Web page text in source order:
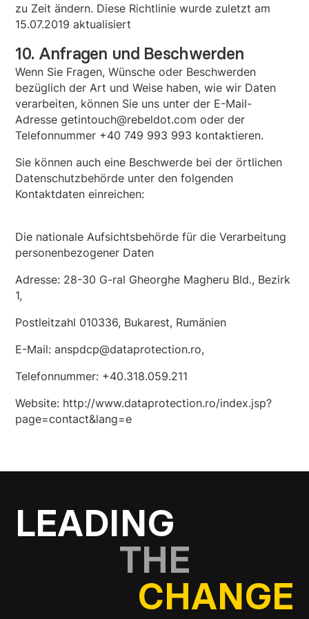
zu Zeit ändern. Diese Richtlinie wurde zuletzt am
15.07.2019 aktualisiert
10. Anfragen und Beschwerden
Wenn Sie Fragen, Wünsche oder Beschwerden
bezüglich der Art und Weise haben, wie wir Daten
verarbeiten, können Sie uns unter der E-Mail-
Adresse getintouch@rebeldot.com oder der
Telefonnummer +40 749 993 993 kontaktieren.
Sie können auch eine Beschwerde bei der örtlichen
Datenschutzbehörde unter den folgenden
Kontaktdaten einreichen:
Die nationale Aufsichtsbehörde für die Verarbeitung
personenbezogener Daten
Adresse: 28-30 G-ral Gheorghe Magheru Bld., Bezirk
1,
Postleitzahl 010336, Bukarest, Rumänien
E-Mail: anspdcp@dataprotection.ro,
Telefonnummer: +40.318.059.211
Website: http://www.dataprotection.ro/index.jsp?
page=contact&lang=e
LEADING
THE
CHANGE